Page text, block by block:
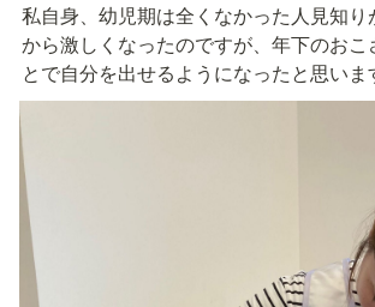
私自身、幼児期は全くなかった人見知り
から激しくなったのですが、年下のおこ
とで自分を出せるようになったと思いま